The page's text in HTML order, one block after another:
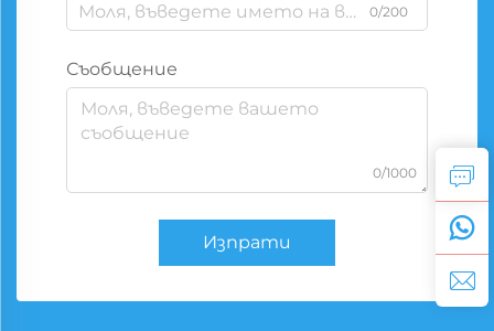
0/200
Съобщение
0/1000
Изпрати